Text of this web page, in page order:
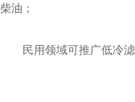
柴油；
民用领域可推广低冷滤